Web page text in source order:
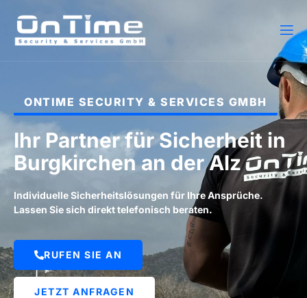
ONTIME SECURITY & SERVICES GMBH
Ihr Partner für Sicherheit in
Burgkirchen an der Alz
Individuelle Sicherheitslösungen für Ihre Ansprüche.
Lassen Sie sich direkt telefonisch beraten.
RUFEN SIE AN
JETZT ANFRAGEN